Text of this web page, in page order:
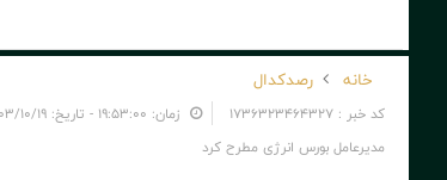
خانه
رصدکدال
کد خبر : 1736323464327 زمان: ۱۹:۵۳:۰۰ - تاریخ: ۱۴۰۳/۱۰/۱۹
مدیرعامل بورس انرژی مطرح کرد